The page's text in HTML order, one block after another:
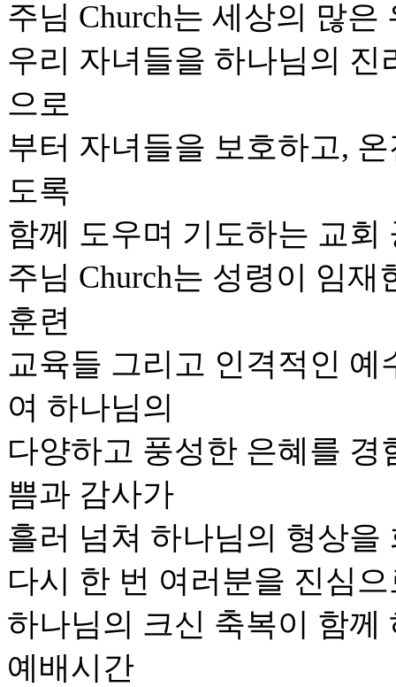
주님 Church는 세상의 많
우리 자녀들을 하나님의
으로
부터 자녀들을 보호하고,
도록
함께 도우며 기도하는 교회
주님 Church는 성령이 임
훈련
교육들 그리고 인격적인
여 하나님의
다양하고 풍성한 은혜를
쁨과 감사가
흘러 넘쳐 하나님의 형상
다시 한 번 여러분을 진심
하나님의 크신 축복이 함께
예배시간